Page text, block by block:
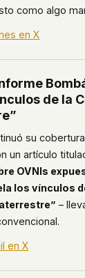
como algo
en X
de la
su
un artículo
OVNIs
los vínculos
–
en X